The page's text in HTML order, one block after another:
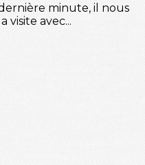
minute, il nous
visite avec...